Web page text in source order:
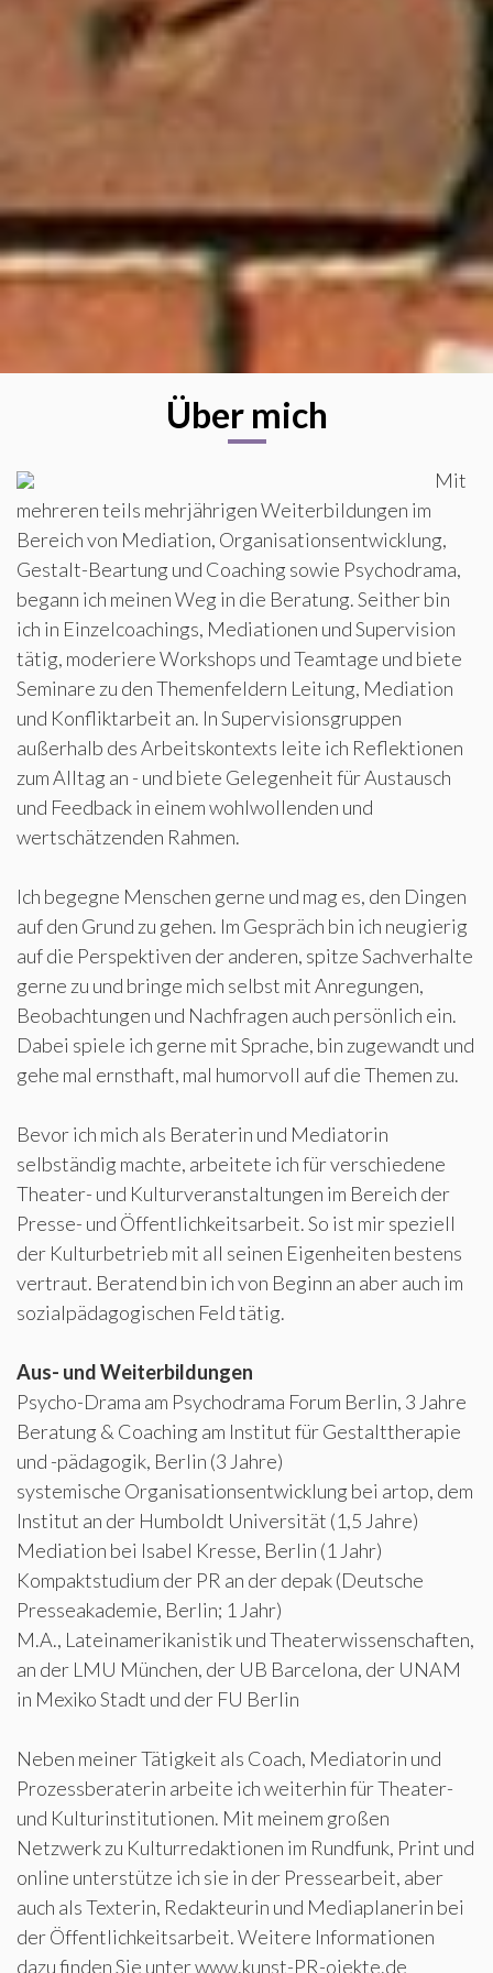
Über mich
Mit
mehreren teils mehrjährigen Weiterbildungen im
Bereich von Mediation, Organisationsentwicklung,
Gestalt-Beartung und Coaching sowie Psychodrama,
begann ich meinen Weg in die Beratung. Seither bin
ich in Einzelcoachings, Mediationen und Supervision
tätig, moderiere Workshops und Teamtage und biete
Seminare zu den Themenfeldern Leitung, Mediation
und Konfliktarbeit an. In Supervisionsgruppen
außerhalb des Arbeitskontexts leite ich Reflektionen
zum Alltag an - und biete Gelegenheit für Austausch
und Feedback in einem wohlwollenden und
wertschätzenden Rahmen.
Ich begegne Menschen gerne und mag es, den Dingen
auf den Grund zu gehen. Im Gespräch bin ich neugierig
auf die Perspektiven der anderen, spitze Sachverhalte
gerne zu und bringe mich selbst mit Anregungen,
Beobachtungen und Nachfragen auch persönlich ein.
Dabei spiele ich gerne mit Sprache, bin zugewandt und
gehe mal ernsthaft, mal humorvoll auf die Themen zu.
Bevor ich mich als Beraterin und Mediatorin
selbständig machte, arbeitete ich für verschiedene
Theater- und Kulturveranstaltungen im Bereich der
Presse- und Öffentlichkeitsarbeit. So ist mir speziell
der Kulturbetrieb mit all seinen Eigenheiten bestens
vertraut. Beratend bin ich von Beginn an aber auch im
sozialpädagogischen Feld tätig.
Aus- und Weiterbildungen
Psycho-Drama am Psychodrama Forum Berlin, 3 Jahre
Beratung & Coaching am Institut für Gestalttherapie
und -pädagogik, Berlin (3 Jahre)
systemische Organisationsentwicklung bei artop, dem
Institut an der Humboldt Universität (1,5 Jahre)
Mediation bei Isabel Kresse, Berlin (1 Jahr)
Kompaktstudium der PR an der depak (Deutsche
Presseakademie, Berlin; 1 Jahr)
M.A., Lateinamerikanistik und Theaterwissenschaften,
an der LMU München, der UB Barcelona, der UNAM
in Mexiko Stadt und der FU Berlin
Neben meiner Tätigkeit als Coach, Mediatorin und
Prozessberaterin arbeite ich weiterhin für Theater-
und Kulturinstitutionen. Mit meinem großen
Netzwerk zu Kulturredaktionen im Rundfunk, Print und
online unterstütze ich sie in der Pressearbeit, aber
auch als Texterin, Redakteurin und Mediaplanerin bei
der Öffentlichkeitsarbeit. Weitere Informationen
dazu finden Sie unter www.kunst-PR-ojekte.de